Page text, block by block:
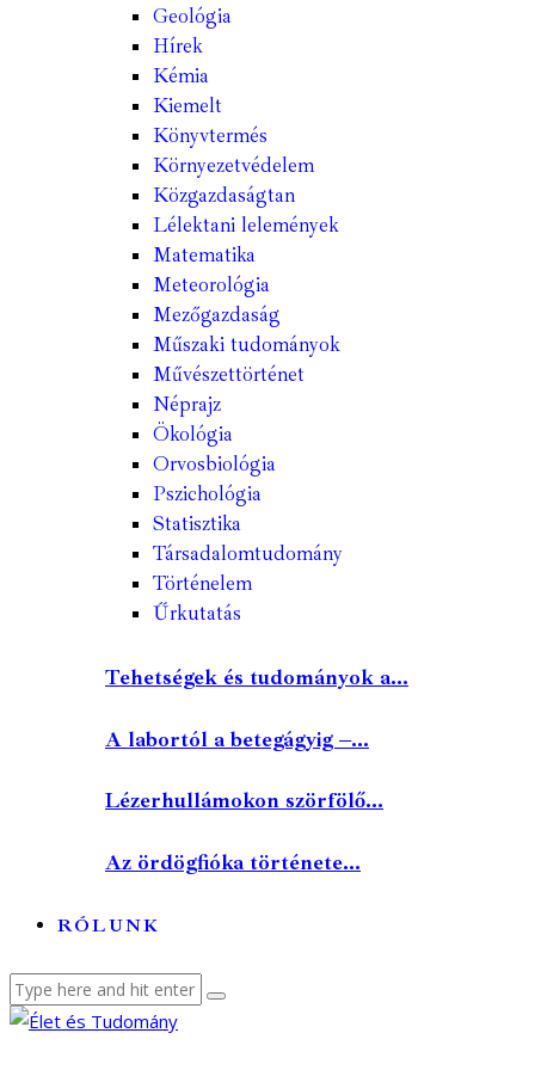
Geológia
Hírek
Kémia
Kiemelt
Könyvtermés
Környezetvédelem
Közgazdaságtan
Lélektani lelemények
Matematika
Meteorológia
Mezőgazdaság
Műszaki tudományok
Művészettörténet
Néprajz
Ökológia
Orvosbiológia
Pszichológia
Statisztika
Társadalomtudomány
Történelem
Űrkutatás
Tehetségek és tudományok a...
A labortól a betegágyig –...
Lézerhullámokon szörfölő...
Az ördögfióka története...
RÓLUNK